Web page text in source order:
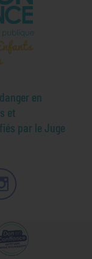
en
et
par le Juge